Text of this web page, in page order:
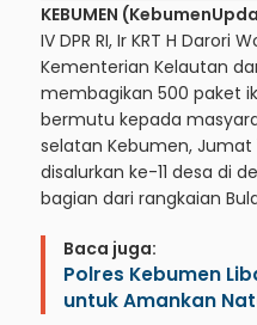
KEBUMEN
IV DPR RI, Ir KRT H Darori
Kementerian Kelautan
membagikan 500 paket
bermutu kepada
selatan Kebumen, Jumat
disalurkan ke-11 desa di
bagian dari rangkaian
Baca juga:
Polres Kebumen
untuk Amankan